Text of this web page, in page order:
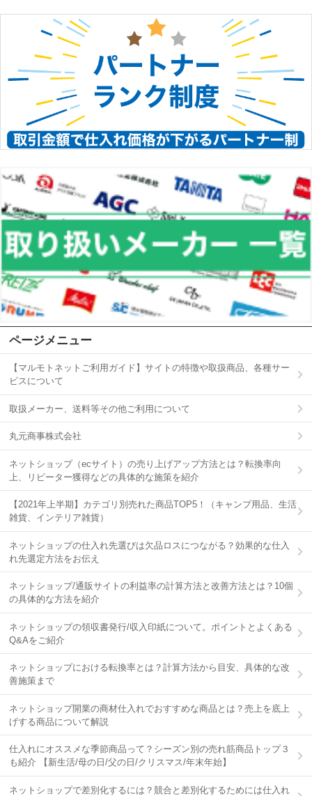
ページメニュー
【マルモトネットご利用ガイド】サイトの特徴や取扱商品、各種サー
ビスについて
取扱メーカー、送料等その他ご利用について
丸元商事株式会社
ネットショップ（ecサイト）の売り上げアップ方法とは？転換率向
上、リピーター獲得などの具体的な施策を紹介
【2021年上半期】カテゴリ別売れた商品TOP5！（キャンプ用品、生活
雑貨、インテリア雑貨）
ネットショップの仕入れ先選びは欠品ロスにつながる？効果的な仕入
れ先選定方法をお伝え
ネットショップ/通販サイトの利益率の計算方法と改善方法とは？10個
の具体的な方法を紹介
ネットショップの領収書発行/収入印紙について。ポイントとよくある
Q&Aをご紹介
ネットショップにおける転換率とは？計算方法から目安、具体的な改
善施策まで
ネットショップ開業の商材仕入れでおすすめな商品とは？売上を底上
げする商品について解説
仕入れにオススメな季節商品って？シーズン別の売れ筋商品トップ３
も紹介 【新生活/母の日/父の日/クリスマス/年末年始】
ネットショップで差別化するには？競合と差別化するためには仕入れ